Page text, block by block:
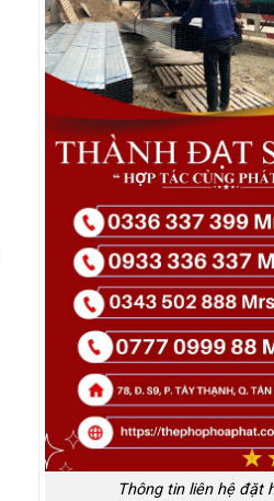
Thông tin liên hệ đặt